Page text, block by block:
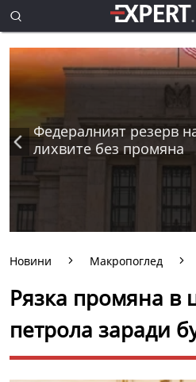
Федералният резерв
лихвите без промяна
Новини Макропоглед
Рязка промяна в
петрола заради